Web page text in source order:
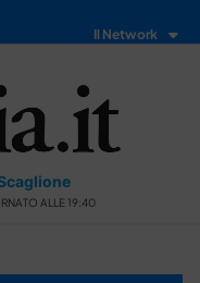
Il Network
ALLE 19:40